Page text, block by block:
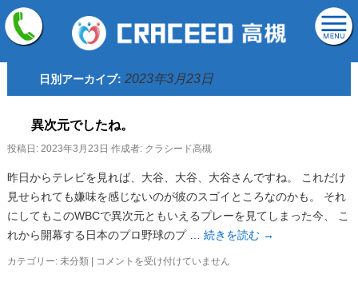
日別アーカイブ: 2023年3月23日
異次元でしたね。
投稿日: 2023年3月23日 作成者: クラシード高槻
昨日からテレビを見れば、大谷、大谷、大谷さんですね。 これだけ
見せられても嫌味を感じないのが彼のスゴイところなのかも。 それ
にしてもこのWBCで異次元ともいえるプレーを見てしまった今、 こ
れから開幕する日本のプロ野球のプ … 続きを読む →
カテゴリー: 未分類 | 異
コメントを受け付けていません